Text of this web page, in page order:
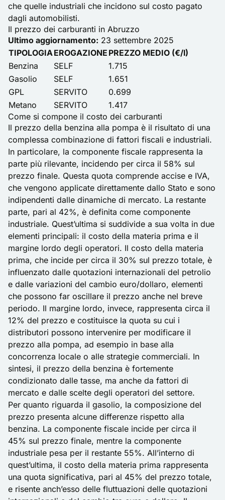
che quelle industriali che incidono sul costo pagato
dagli automobilisti.
Il prezzo dei carburanti in Abruzzo
Ultimo aggiornamento: 23 settembre 2025
TIPOLOGIAEROGAZIONE PREZZO MEDIO (€/l)
Benzina
SELF
1.715
Gasolio
SELF
1.651
GPL
SERVITO
0.699
Metano
SERVITO
1.417
Come si compone il costo dei carburanti
Il prezzo della benzina alla pompa è il risultato di una
complessa combinazione di fattori fiscali e industriali.
In particolare, la componente fiscale rappresenta la
parte più rilevante, incidendo per circa il 58% sul
prezzo finale. Questa quota comprende accise e IVA,
che vengono applicate direttamente dallo Stato e sono
indipendenti dalle dinamiche di mercato. La restante
parte, pari al 42%, è definita come componente
industriale. Quest’ultima si suddivide a sua volta in due
elementi principali: il costo della materia prima e il
margine lordo degli operatori. Il costo della materia
prima, che incide per circa il 30% sul prezzo totale, è
influenzato dalle quotazioni internazionali del petrolio
e dalle variazioni del cambio euro/dollaro, elementi
che possono far oscillare il prezzo anche nel breve
periodo. Il margine lordo, invece, rappresenta circa il
12% del prezzo e costituisce la quota su cui i
distributori possono intervenire per modificare il
prezzo alla pompa, ad esempio in base alla
concorrenza locale o alle strategie commerciali. In
sintesi, il prezzo della benzina è fortemente
condizionato dalle tasse, ma anche da fattori di
mercato e dalle scelte degli operatori del settore.
Per quanto riguarda il gasolio, la composizione del
prezzo presenta alcune differenze rispetto alla
benzina. La componente fiscale incide per circa il
45% sul prezzo finale, mentre la componente
industriale pesa per il restante 55%. All’interno di
quest’ultima, il costo della materia prima rappresenta
una quota significativa, pari al 45% del prezzo totale,
e risente anch’esso delle fluttuazioni delle quotazioni